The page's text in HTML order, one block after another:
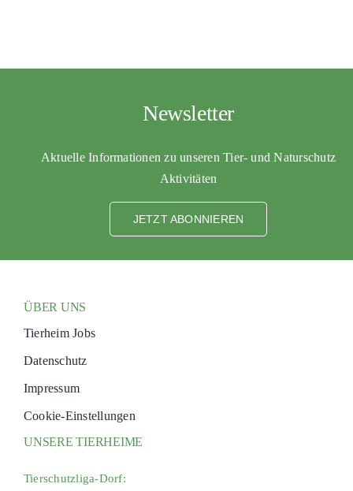
Newsletter
Aktuelle Informationen zu unseren Tier- und Naturschutz
Aktivitäten
JETZT ABONNIEREN
ÜBER UNS
Tierheim Jobs
Datenschutz
Impressum
Cookie-Einstellungen
UNSERE TIERHEIME
Tierschutzliga-Dorf: